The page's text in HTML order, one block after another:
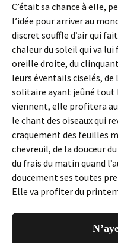
C’était sa chance à elle,
l’idée pour arriver au
discret souffle d’air qui
chaleur du soleil qui va
oreille droite, du
leurs éventails ciselés, de
solitaire ayant jeûné tout
viennent, elle profitera
le chant des oiseaux qui
craquement des feuilles
chevreuil, de la douceur
du frais du matin quand
doucement ses toutes
Elle va profiter du